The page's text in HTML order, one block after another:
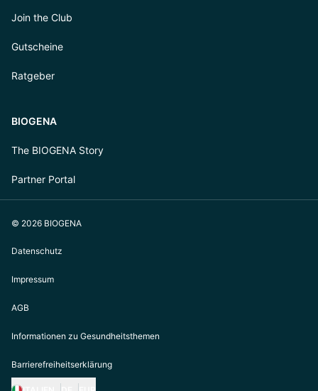
Join the Club
Gutscheine
Ratgeber
BIOGENA
The BIOGENA Story
Partner Portal
© 2026 BIOGENA
Datenschutz
Impressum
AGB
Informationen zu Gesundheitsthemen
Barrierefreiheitserklärung